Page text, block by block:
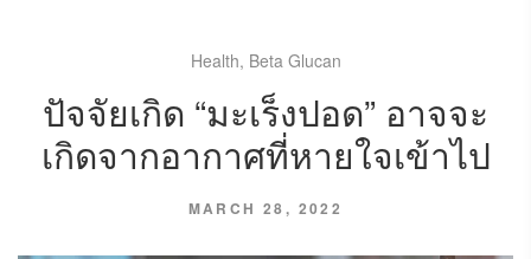
Health, Beta Glucan
ปัจจัยเกิด “มะเร็งปอด” อาจจะ
เกิดจากอากาศที่หายใจเข้าไป
MARCH 28, 2022